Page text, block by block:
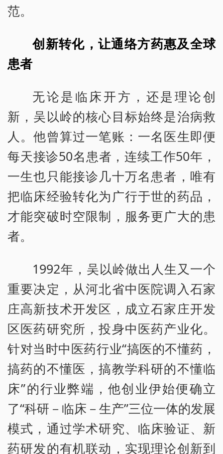
范。
创新转化，让通络方药惠及全球
患者
无论是临床开方，还是理论创
新，吴以岭的核心目标始终是治病救
人。他曾算过一笔账：一名医生即便
每天接诊50名患者，连续工作50年，
一生也只能接诊几十万名患者，唯有
把临床经验转化为广行于世的药品，
才能突破时空限制，服务更广大的患
者。
1992年，吴以岭做出人生又一个
重要决定，从河北省中医院调入石家
庄高新技术开发区，成立石家庄开发
区医药研究所，投身中医药产业化。
针对当时中医药行业“搞医的不懂药，
搞药的不懂医，搞教学科研的不懂临
床”的行业弊端，他创业伊始便确立
了“科研－临床－生产”三位一体的发展
模式，通过学术研究、临床验证、新
药研发的有机联动，实现理论创新到